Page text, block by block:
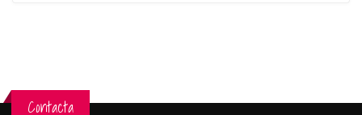
Contacta